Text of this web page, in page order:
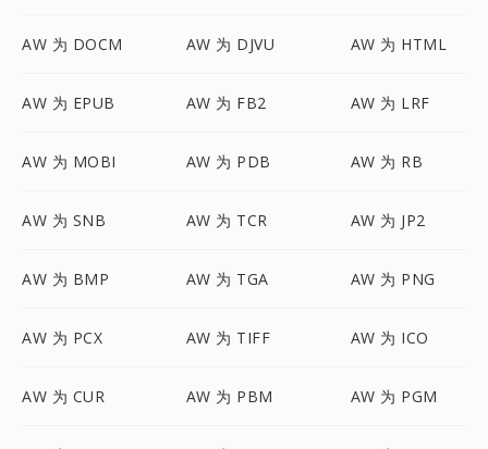
AW 为 DOCM AW 为 DJVU AW 为 HTML
AW 为 EPUB AW 为 FB2 AW 为 LRF
AW 为 MOBI AW 为 PDB AW 为 RB
AW 为 SNB AW 为 TCR AW 为 JP2
AW 为 BMP AW 为 TGA AW 为 PNG
AW 为 PCX AW 为 TIFF AW 为 ICO
AW 为 CUR AW 为 PBM AW 为 PGM